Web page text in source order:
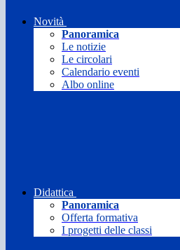
Novità
Panoramica
Le notizie
Le circolari
Calendario eventi
Albo online
Didattica
Panoramica
Offerta formativa
I progetti delle classi